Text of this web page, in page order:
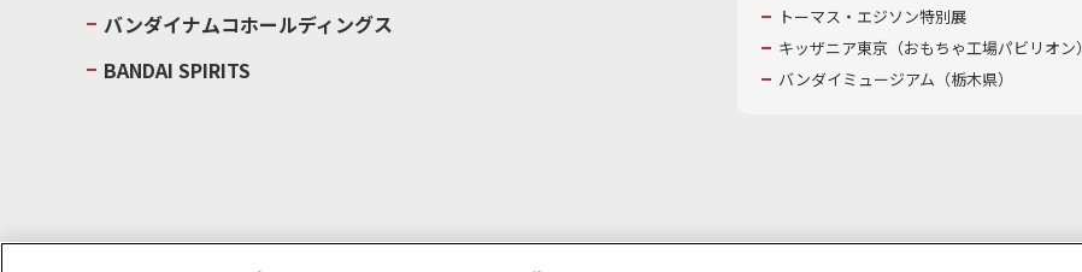
バンダイナムコホールディングス
BANDAI SPIRITS
トーマス・エジソン特別展
キッザニア東京（おもちゃ工場パビリオン）​
バンダイミュージアム（栃木県）